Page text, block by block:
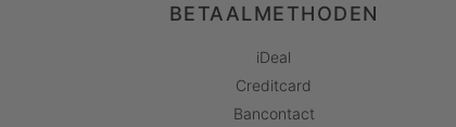
BETAALMETHODEN
iDeal
Creditcard
Bancontact